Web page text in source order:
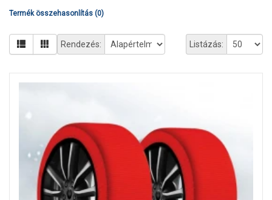
Termék összehasonlítás (0)
Listázás:
Rendezés: